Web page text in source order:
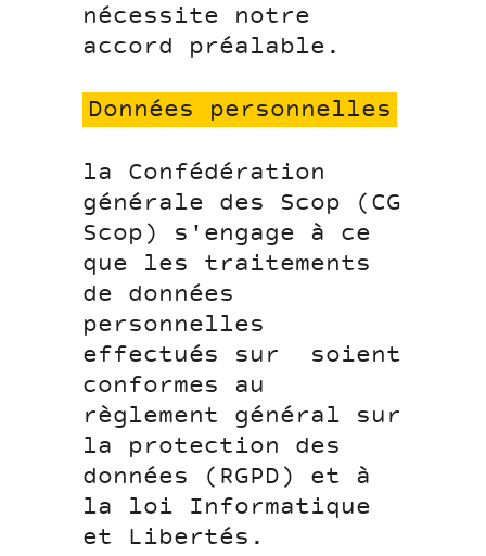
nécessite notre
accord préalable.
Données personnelles
la Confédération
générale des Scop (CG
Scop) s'engage à ce
que les traitements
de données
personnelles
effectués sur soient
conformes au
règlement général sur
la protection des
données (RGPD) et à
la loi Informatique
et Libertés.